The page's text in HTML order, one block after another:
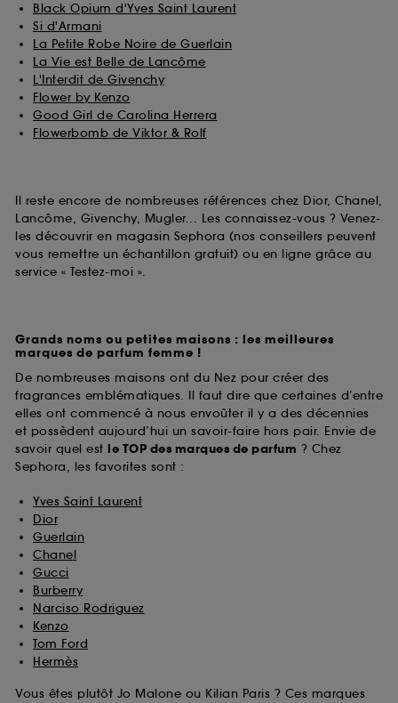
Black Opium d'Yves Saint Laurent
Si d'Armani
La Petite Robe Noire de Guerlain
La Vie est Belle de Lancôme
L'Interdit de Givenchy
Flower by Kenzo
Good Girl de Carolina Herrera
Flowerbomb de Viktor & Rolf
Il reste encore de nombreuses références chez Dior, Chanel,
Lancôme, Givenchy, Mugler... Les connaissez-vous ? Venez-
les découvrir en magasin Sephora (nos conseillers peuvent
vous remettre un échantillon gratuit) ou en ligne grâce au
service « Testez-moi ».
Grands noms ou petites maisons : les meilleures
marques de parfum femme !
De nombreuses maisons ont du Nez pour créer des
fragrances emblématiques. Il faut dire que certaines d’entre
elles ont commencé à nous envoûter il y a des décennies
et possèdent aujourd’hui un savoir-faire hors pair. Envie de
savoir quel est le TOP des marques de parfum ? Chez
Sephora, les favorites sont :
Yves Saint Laurent
Dior
Guerlain
Chanel
Gucci
Burberry
Narciso Rodriguez
Kenzo
Tom Ford
Hermès
Vous êtes plutôt Jo Malone ou Kilian Paris ? Ces marques